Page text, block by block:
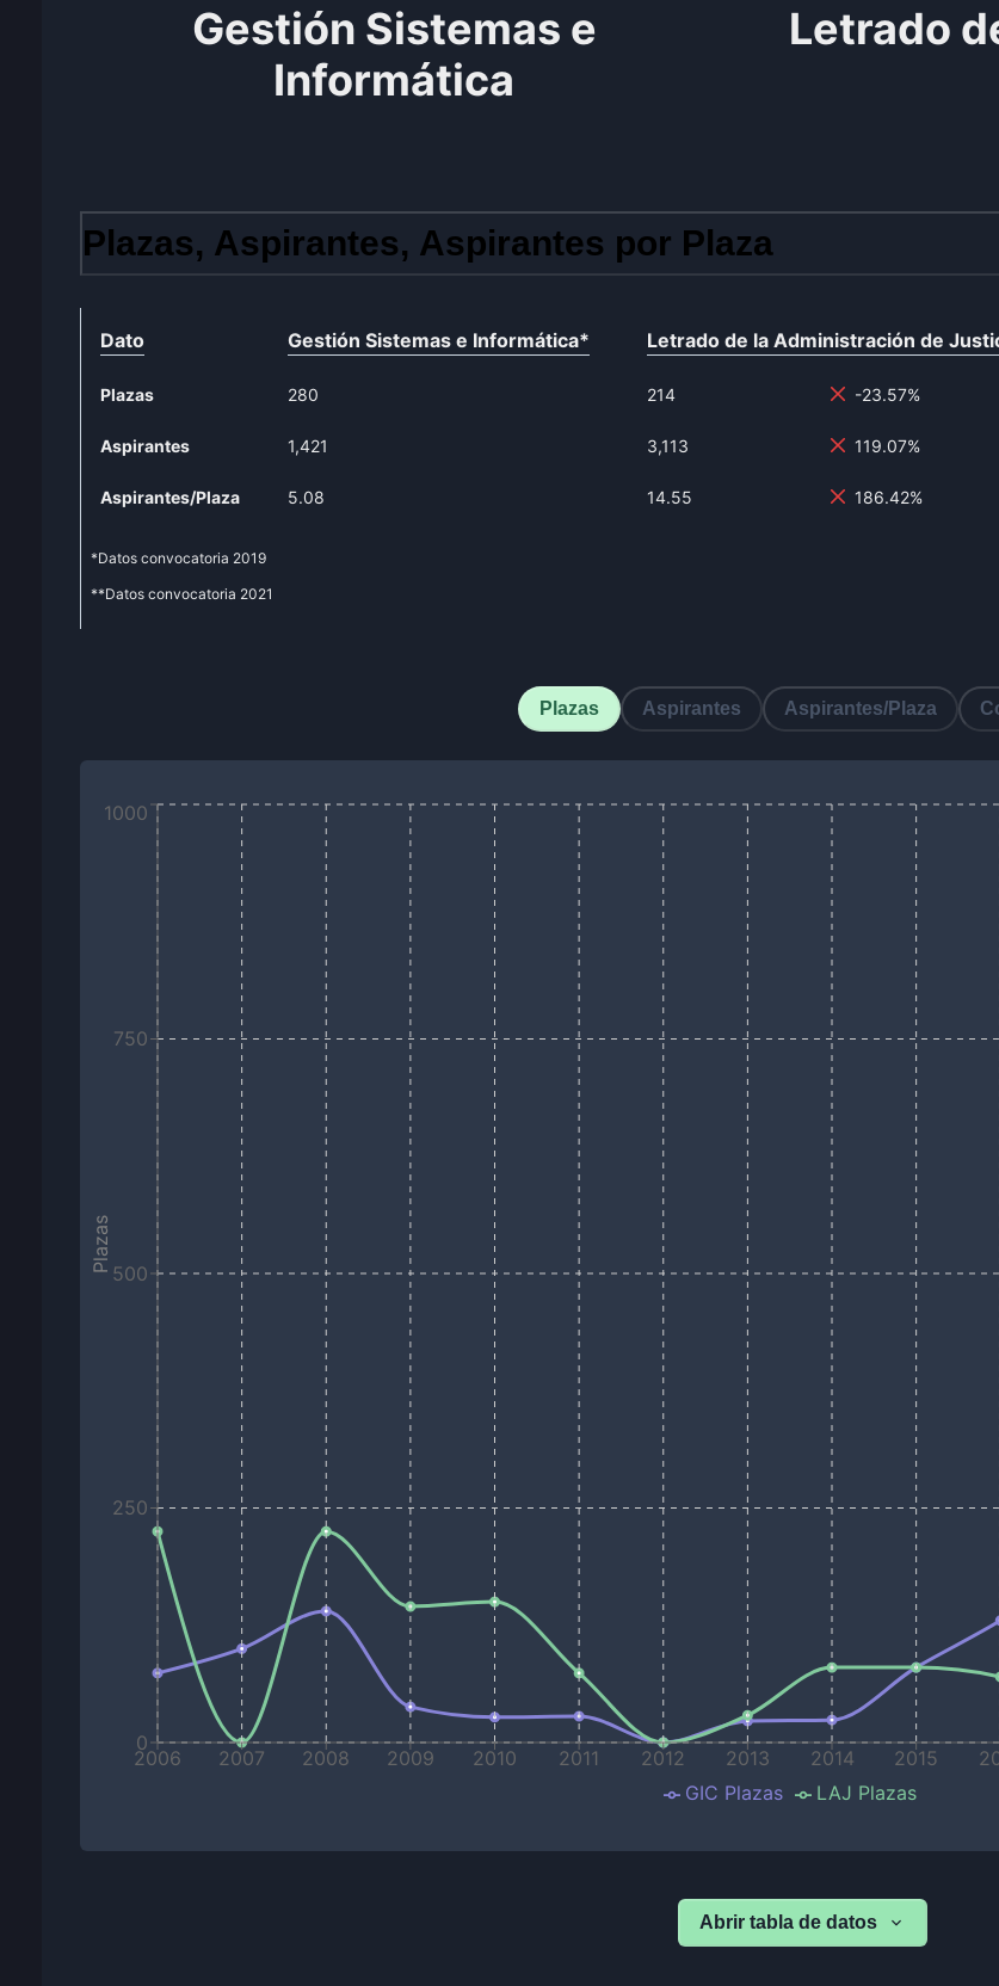
Gestión Sistemas e
Informática
Letrado
Plazas, Aspirantes, Aspirantes por Plaza
Dato Gestión Sistemas e Informática*
Plazas 280
Aspirantes 1,421
Aspirantes/Plaza 5.08
Letrado de la Administración de
214 -23.57%
3,113 119.07%
14.55 186.42%
*Datos convocatoria 2019
**Datos convocatoria 2021
Plazas Aspirantes Aspirantes/Plaza
2006 2007 2008 2009 2010 2011 2012 2013 2014 2015
0
250
500
750
1000
Plazas
GIC Plazas LAJ Plazas
Abrir tabla de datos